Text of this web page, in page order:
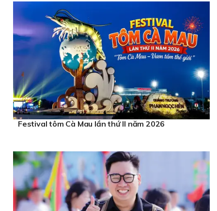
Festival tôm Cà Mau lần thứ II năm 2026